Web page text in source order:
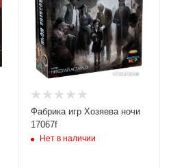
Фабрика игр Хозяева ночи
17067f
Нет в наличии